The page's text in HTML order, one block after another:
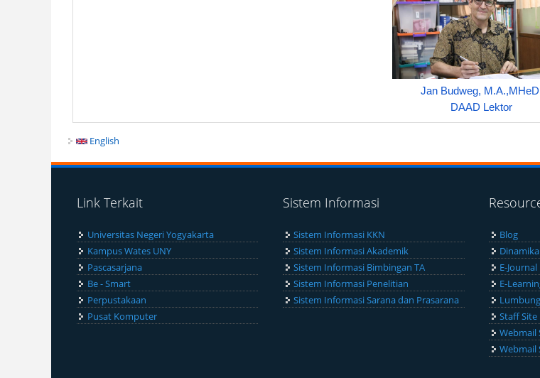
Jan Budweg,
DAAD Lektor
English
Link Terkait
Universitas Negeri Yogyakarta
Kampus Wates UNY
Pascasarjana
Be - Smart
Perpustakaan
Pusat Komputer
Sistem Informasi
Sistem Informasi KKN
Sistem Informasi Akademik
Sistem Informasi Bimbingan TA
Sistem Informasi Penelitian
Sistem Informasi Sarana dan Prasarana
Blog
Dinamika
E-Journal
E-
Staff Site
Webmail
Webmail